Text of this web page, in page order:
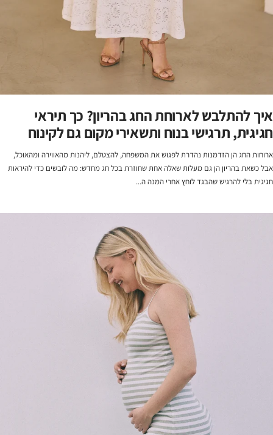
איך להתלבש לארוחת החג בהריון? כך תיראי
חגיגית, תרגישי בנוח ותשאירי מקום גם לקינוח
ארוחות החג הן הזדמנות נהדרת לפגוש את המשפחה, להצטלם, ליהנות מהאווירה ומהאוכל,
אבל כשאת בהריון הן גם מעלות שאלה אחת שחוזרת בכל חג מחדש: מה לובשים כדי להיראות
חגיגית בלי להרגיש שהבגד לוחץ אחרי המנה ה...